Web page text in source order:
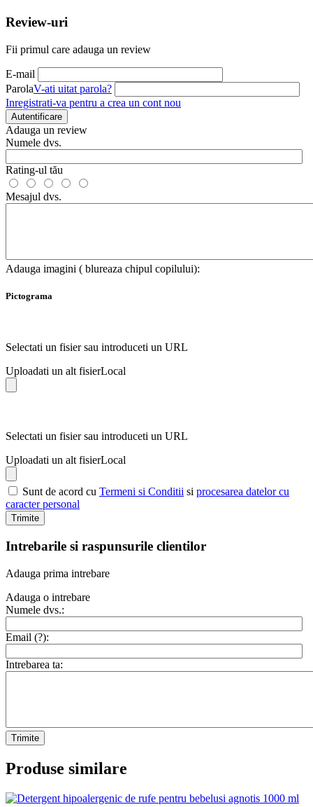
Review-uri
Fii primul care adauga un review
E-mail
ParolaV-ati uitat parola?
Inregistrati-va pentru a crea un cont nou
Autentificare
Adauga un review
Numele dvs.
Rating-ul tău
Mesajul dvs.
Adauga imagini ( blureaza chipul copilului):
Pictograma
Selectati un fisier sau introduceti un URL
Uploadati un alt fisierLocal
Selectati un fisier sau introduceti un URL
Uploadati un alt fisierLocal
Sunt de acord cu Termeni si Conditii si procesarea datelor cu
caracter personal
Trimite
Intrebarile si raspunsurile clientilor
Adauga prima intrebare
Adauga o intrebare
Numele dvs.:
Email (?):
Intrebarea ta:
Trimite
Produse similare